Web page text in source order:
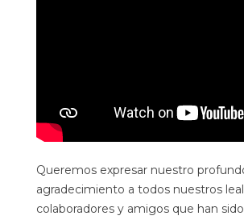
Queremos expresar nuestro
agradecimiento a todos nuestros
colaboradores y amigos que han